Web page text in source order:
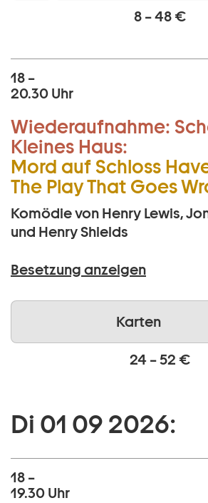
8 – 48 €
18 –
20.30 Uhr
Wiederaufnahme:
Kleines Haus:
Mord auf Schloss
The Play That Goes
Komödie von Henry Lewis,
und Henry Shields
Besetzung anzeigen
Karten
24 – 52 €
Di 01 09 2026:
18 –
19.30 Uhr